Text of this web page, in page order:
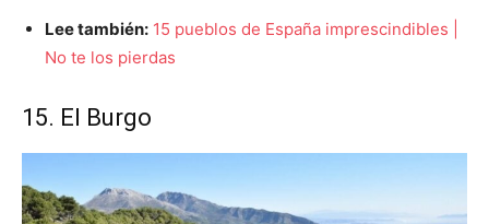
Lee también: 15 pueblos de España imprescindibles |
No te los pierdas
15. El Burgo